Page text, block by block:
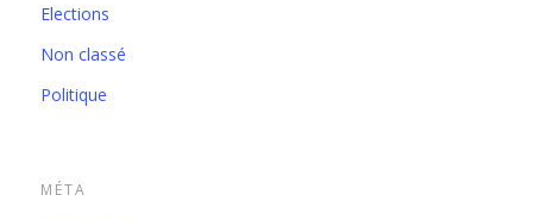
Elections
Non classé
Politique
MÉTA